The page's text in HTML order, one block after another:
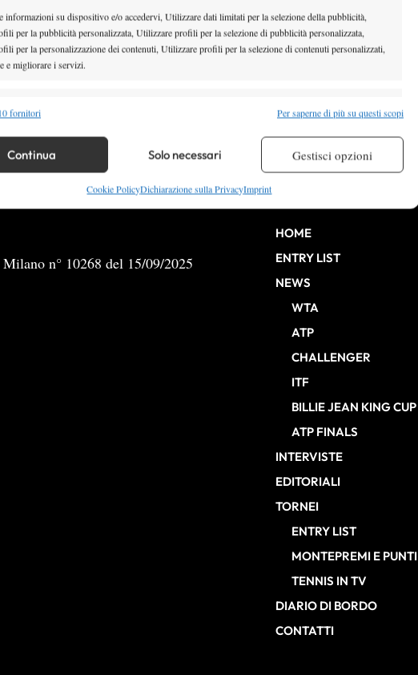
informazioni su dispositivo e/o accedervi, Utilizzare dati limitati per la selezione della pubblicità,
per la pubblicità personalizzata, Utilizzare profili per la selezione di pubblicità personalizzata,
per la personalizzazione dei contenuti, Utilizzare profili per la selezione di contenuti personalizzati,
e migliorare i servizi.
i dispositivi in base alle informazioni trasmesse automaticamente.
la sicurezza, prevenire e rilevare frodi, correggere errori,
e presentare pubblicità e contenuto, Salvare e comunicare le
Sempre attivo
fornitori Per saperne di più su questi scopi
Continua Solo necessari Gestisci opzioni
Cookie PolicyDichiarazione sulla PrivacyImprint
Mer
Il resoconto degli Itf femminili. A Cagnes sur Mer trionfa la canadese Sharon
By
n° 10268 del 15/09/2025
HOME
ENTRY LIST
NEWS
WTA
ATP
CHALLENGER
ITF
BILLIE JEAN KING CUP
ATP FINALS
INTERVISTE
EDITORIALI
TORNEI
ENTRY LIST
MONTEPREMI E PUNTI
TENNIS IN TV
DIARIO DI BORDO
CONTATTI